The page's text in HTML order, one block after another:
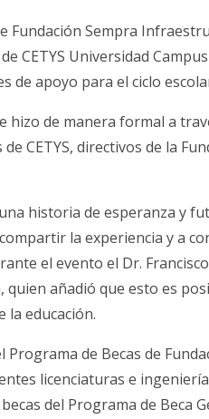
Fundación Sempra
CETYS Universidad
de apoyo para el ciclo
hizo de manera formal a
CETYS, directivos de la
historia de esperanza y
la experiencia y a
el evento el Dr.
añadió que esto es
educación.
Programa de Becas de
licenciaturas e
del Programa de Beca